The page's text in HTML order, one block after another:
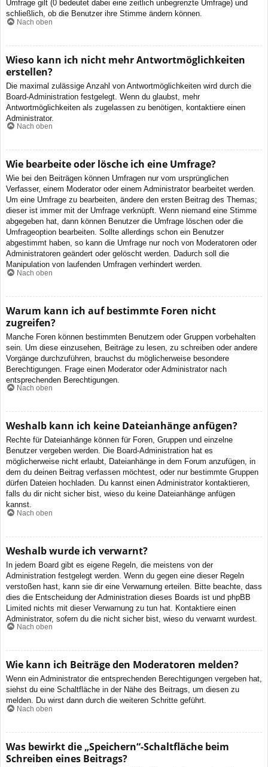
Umfrage gilt (0 bedeutet dabei eine zeitlich unbegrenzte Umfrage) und
schließlich, ob die Benutzer ihre Stimme ändern können.
Nach oben
Wieso kann ich nicht mehr Antwortmöglichkeiten
erstellen?
Die maximal zulässige Anzahl von Antwortmöglichkeiten wird durch die
Board-Administration festgelegt. Wenn du glaubst, mehr
Antwortmöglichkeiten als zugelassen zu benötigen, kontaktiere einen
Administrator.
Nach oben
Wie bearbeite oder lösche ich eine Umfrage?
Wie bei den Beiträgen können Umfragen nur vom ursprünglichen
Verfasser, einem Moderator oder einem Administrator bearbeitet werden.
Um eine Umfrage zu bearbeiten, ändere den ersten Beitrag des Themas;
dieser ist immer mit der Umfrage verknüpft. Wenn niemand eine Stimme
abgegeben hat, dann können Benutzer die Umfrage löschen oder die
Umfrageoption bearbeiten. Sollte allerdings schon ein Benutzer
abgestimmt haben, so kann die Umfrage nur noch von Moderatoren oder
Administratoren geändert oder gelöscht werden. Dadurch soll die
Manipulation von laufenden Umfragen verhindert werden.
Nach oben
Warum kann ich auf bestimmte Foren nicht
zugreifen?
Manche Foren können bestimmten Benutzern oder Gruppen vorbehalten
sein. Um diese einzusehen, Beiträge zu lesen, zu schreiben oder andere
Vorgänge durchzuführen, brauchst du möglicherweise besondere
Berechtigungen. Frage einen Moderator oder Administrator nach
entsprechenden Berechtigungen.
Nach oben
Weshalb kann ich keine Dateianhänge anfügen?
Rechte für Dateianhänge können für Foren, Gruppen und einzelne
Benutzer vergeben werden. Die Board-Administration hat es
möglicherweise nicht erlaubt, Dateianhänge in dem Forum anzufügen, in
dem du deinen Beitrag verfassen möchtest, oder nur bestimmte Gruppen
dürfen Dateien hochladen. Du kannst einen Administrator kontaktieren,
falls du dir nicht sicher bist, wieso du keine Dateianhänge anfügen
kannst.
Nach oben
Weshalb wurde ich verwarnt?
In jedem Board gibt es eigene Regeln, die meistens von der
Administration festgelegt werden. Wenn du gegen eine dieser Regeln
verstoßen hast, kann sie dir eine Verwarnung erteilen. Bitte beachte, dass
dies die Entscheidung der Administration dieses Boards ist und phpBB
Limited nichts mit dieser Verwarnung zu tun hat. Kontaktiere einen
Administrator, sofern du die nicht sicher bist, wieso du verwarnt wurdest.
Nach oben
Wie kann ich Beiträge den Moderatoren melden?
Wenn ein Administrator die entsprechenden Berechtigungen vergeben hat,
siehst du eine Schaltfläche in der Nähe des Beitrags, um diesen zu
melden. Du wirst dann durch die weiteren Schritte geführt.
Nach oben
Was bewirkt die „Speichern“-Schaltfläche beim
Schreiben eines Beitrags?